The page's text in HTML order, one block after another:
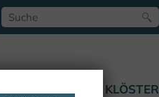
KLÖSTER